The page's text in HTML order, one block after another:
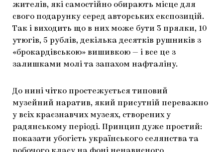
жителів, які самостійно обирають місце для
свого подарунку серед авторських експозицій.
Так і виходить що в них може бути 3 прялки, 10
утюгів, 5 рублів, декілька десятків рушників з
«брокардівською» вишивкою — і все це з
залишками молі та запахом нафталіну.
До нині чітко простежується типовий
музейний наратив, який присутній переважно
у всіх краєзнавчих музеях, створених у
радянському періоді. Принцип дуже простий:
показати убогість українського селянства та